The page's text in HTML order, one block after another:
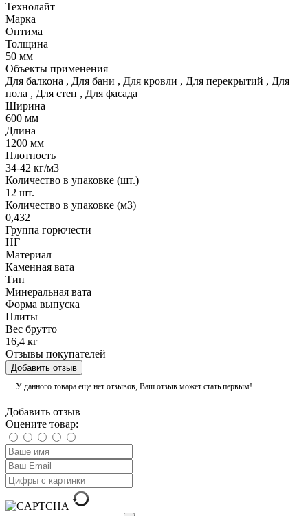
Технолайт
Марка
Оптима
Толщина
50 мм
Объекты применения
Для балкона , Для бани , Для кровли , Для перекрытий , Для
пола , Для стен , Для фасада
Ширина
600 мм
Длина
1200 мм
Плотность
34-42 кг/м3
Количество в упаковке (шт.)
12 шт.
Количество в упаковке (м3)
0,432
Группа горючести
НГ
Материал
Каменная вата
Тип
Минеральная вата
Форма выпуска
Плиты
Вес брутто
16,4 кг
Отзывы покупателей
Добавить отзыв
У данного товара еще нет отзывов, Ваш отзыв может стать первым!
Добавить отзыв
Оцените товар: